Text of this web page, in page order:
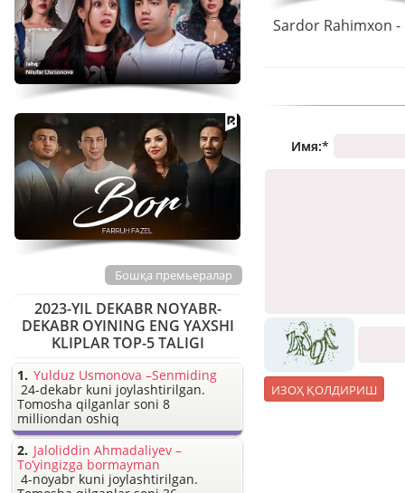
Sardor Rahimxon -
Имя:*
Бошқа премьералар
2023-YIL DEKABR NOYABR-
DEKABR OYINING ENG YAXSHI
KLIPLAR TOP-5 TALIGI
Yulduz Usmonova –Senmiding
24-dekabr kuni joylashtirilgan.
Tomosha qilganlar soni 8
milliondan oshiq
Jaloliddin Ahmadaliyev –
To’yingizga bormayman
4-noyabr kuni joylashtirilgan.